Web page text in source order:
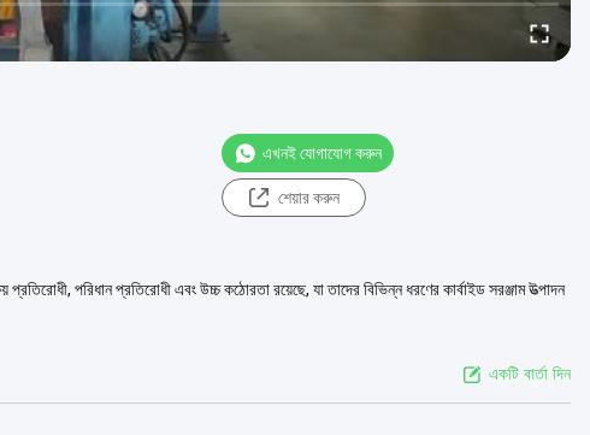
এখনই যোগাযোগ করুন
শেয়ার করুন
পরিধান প্রতিরোধী এবং উচ্চ কঠোরতা রয়েছে, যা তাদের বিভিন্ন ধরণের কার্বাইড সরঞ্জাম উত্পাদন
একটি বার্তা দিন